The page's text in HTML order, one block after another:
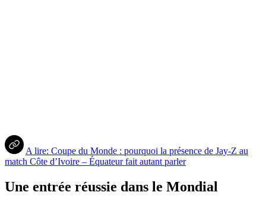
A lire: Coupe du Monde : pourquoi la présence de Jay-Z au
match Côte d’Ivoire – Équateur fait autant parler
Une entrée réussie dans le Mondial